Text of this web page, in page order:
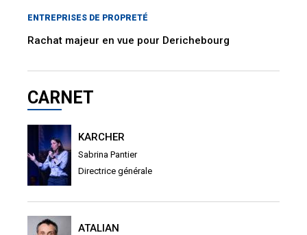
ENTREPRISES DE PROPRETÉ
Rachat majeur en vue pour Derichebourg
CARNET
KARCHER
Sabrina Pantier
Directrice générale
ATALIAN